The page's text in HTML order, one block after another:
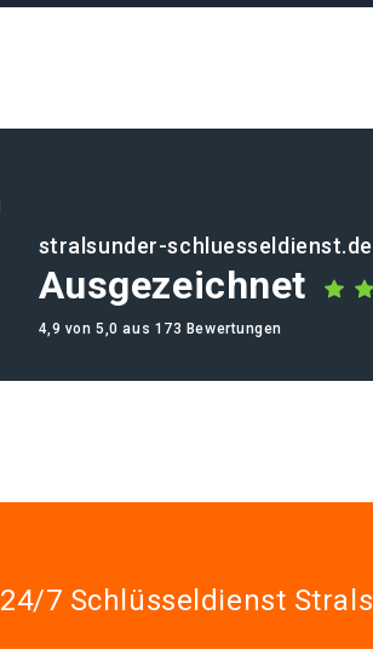
stralsunder-schluesseldienst.de
Ausgezeichnet
4,9 von 5,0 aus 173 Bewertungen
24/7 Schlüsseldienst